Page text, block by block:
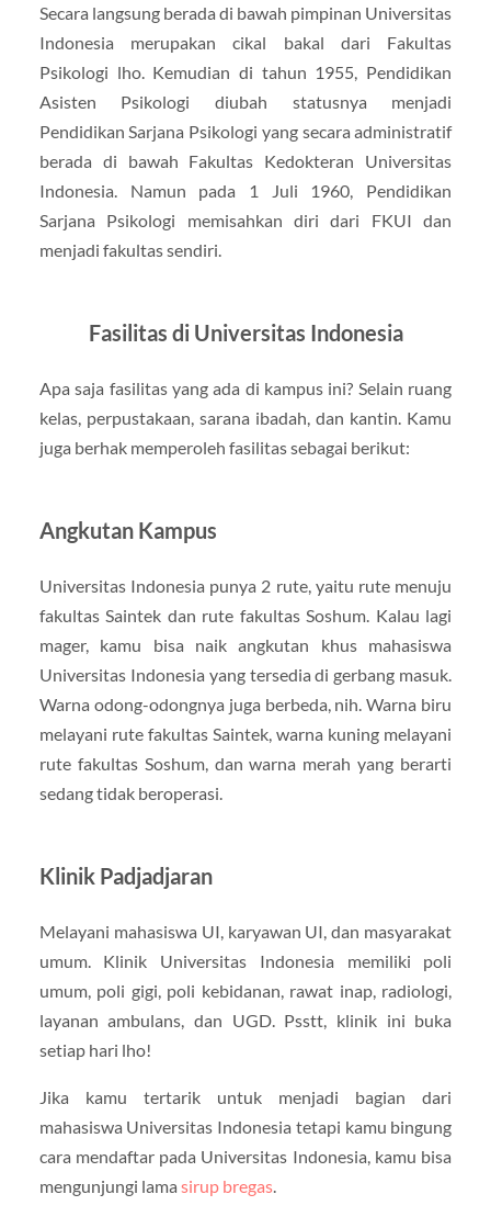
Secara langsung berada di bawah pimpinan Universitas
Indonesia merupakan cikal bakal dari Fakultas
Psikologi lho. Kemudian di tahun 1955, Pendidikan
Asisten Psikologi diubah statusnya menjadi
Pendidikan Sarjana Psikologi yang secara administratif
berada di bawah Fakultas Kedokteran Universitas
Indonesia. Namun pada 1 Juli 1960, Pendidikan
Sarjana Psikologi memisahkan diri dari FKUI dan
menjadi fakultas sendiri.
Fasilitas di Universitas Indonesia
Apa saja fasilitas yang ada di kampus ini? Selain ruang
kelas, perpustakaan, sarana ibadah, dan kantin. Kamu
juga berhak memperoleh fasilitas sebagai berikut:
Angkutan Kampus
Universitas Indonesia punya 2 rute, yaitu rute menuju
fakultas Saintek dan rute fakultas Soshum. Kalau lagi
mager, kamu bisa naik angkutan khus mahasiswa
Universitas Indonesia yang tersedia di gerbang masuk.
Warna odong-odongnya juga berbeda, nih. Warna biru
melayani rute fakultas Saintek, warna kuning melayani
rute fakultas Soshum, dan warna merah yang berarti
sedang tidak beroperasi.
Klinik Padjadjaran
Melayani mahasiswa UI, karyawan UI, dan masyarakat
umum. Klinik Universitas Indonesia memiliki poli
umum, poli gigi, poli kebidanan, rawat inap, radiologi,
layanan ambulans, dan UGD. Psstt, klinik ini buka
setiap hari lho!
Jika kamu tertarik untuk menjadi bagian dari
mahasiswa Universitas Indonesia tetapi kamu bingung
cara mendaftar pada Universitas Indonesia, kamu bisa
mengunjungi lama sirup bregas.